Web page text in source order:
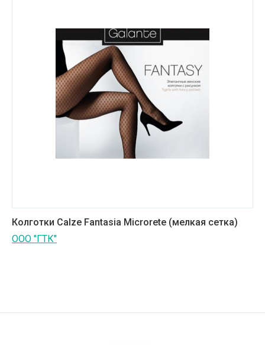
Колготки Calze Fantasia Microrete (мелкая сетка)
ООО "ГТК"